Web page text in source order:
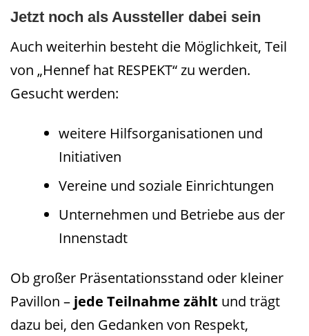
Jetzt noch als Aussteller dabei sein
Auch weiterhin besteht die Möglichkeit, Teil
von „Hennef hat RESPEKT“ zu werden.
Gesucht werden:
weitere Hilfsorganisationen und
Initiativen
Vereine und soziale Einrichtungen
Unternehmen und Betriebe aus der
Innenstadt
Ob großer Präsentationsstand oder kleiner
Pavillon – jede Teilnahme zählt und trägt
dazu bei, den Gedanken von Respekt,